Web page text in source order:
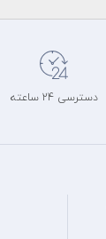
دسترسی 24 ساعته